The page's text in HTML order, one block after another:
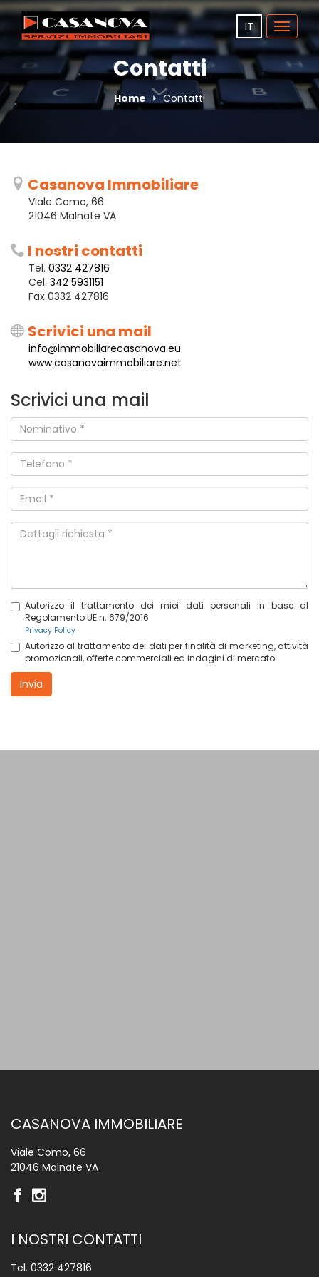
Toggle
IT
Contatti
Home Contatti
Casanova Immobiliare
Viale Como, 66
21046 Malnate VA
I nostri contatti
Tel. 0332 427816
Cel. 342 5931151
Fax 0332 427816
Scrivici una mail
info@immobiliarecasanova.eu
www.casanovaimmobiliare.net
Scrivici una mail
Nominativo
*
Telefono
*
Email
*
Dettagli
richiesta
Autorizzo il trattamento dei miei dati personali in base al
Regolamento UE n. 679/2016
Privacy Policy
Autorizzo al trattamento dei dati per finalità di marketing, attività
promozionali, offerte commerciali ed indagini di mercato.
Invia
CASANOVA IMMOBILIARE
Viale Como, 66
21046 Malnate VA
I NOSTRI CONTATTI
Tel. 0332 427816